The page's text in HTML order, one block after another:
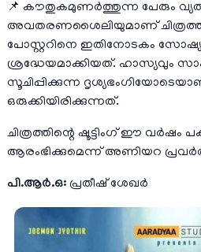
📌 കൗതുകമുണർത്തുന്ന പേരും
അവതരണശൈലിയുമാണ്
പോസ്റ്ററിനെ ഇതിനോടകം
ശ്രദ്ധേയമാക്കിയത്. ഹാസ്യവും
സൂചിപ്പിക്കുന്ന
ഒരുക്കിയിരിക്കുന്നത്.
ചിത്രത്തിന്റെ ഷൂട്ടിംഗ് ഈ വർഷം
ആരംഭിക്കുമെന്ന് അണിയറ
പി.ആർ.ഒ: പ്രതീഷ് ശേഖർ